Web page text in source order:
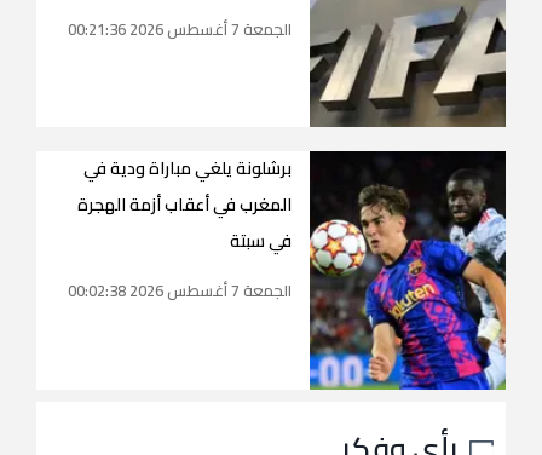
الجمعة 7 أغسطس 2026 00:21:36
برشلونة يلغي مباراة ودية في
المغرب في أعقاب أزمة الهجرة
في سبتة
الجمعة 7 أغسطس 2026 00:02:38